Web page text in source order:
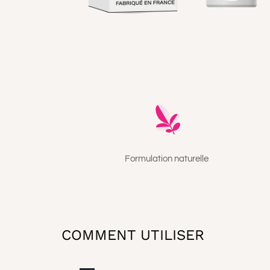
Formulation naturelle
COMMENT UTILISER